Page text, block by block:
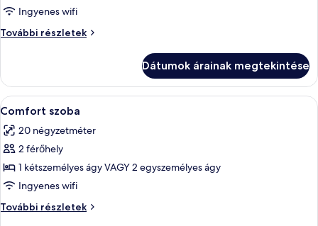
Ingyenes wifi
További részletek
Szoba
Dátumok árainak megtekintése
A
következő
szoba
összes
képének
megtekintése:
Comfort
szoba
Egy szállodai szoba, amelyben egy
4
Comfort szoba
20 négyzetméter
2 férőhely
1 kétszemélyes ágy VAGY 2 egyszemélyes ágy
Ingyenes wifi
További részletek
Comfort